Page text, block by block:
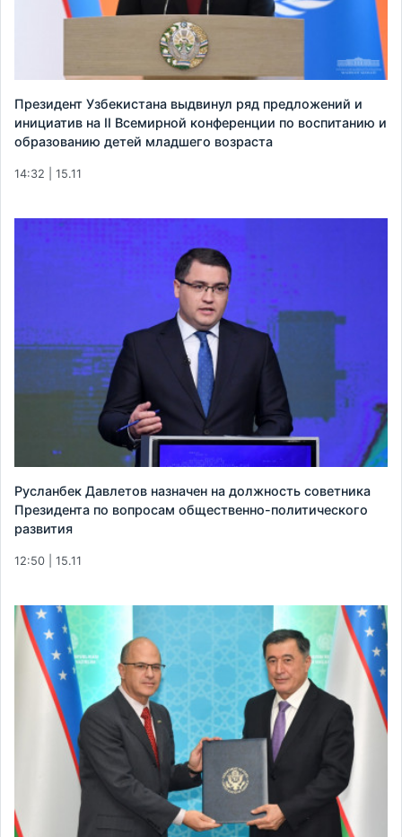
Президент Узбекистана выдвинул ряд предложений и
инициатив на II Всемирной конференции по воспитанию и
образованию детей младшего возраста
14:32 | 15.11
Русланбек Давлетов назначен на должность советника
Президента по вопросам общественно-политического
развития
12:50 | 15.11